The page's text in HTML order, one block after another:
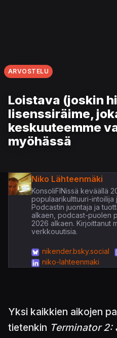
ARVOSTELU
Loistava (joskin
lisenssiräime,
keskuuteemme
myöhässä
Niko Lähteenmäki
KonsoliFINissä keväällä
populaarikulttuuri-intoilija
Podcastin juontaja ja
alkaen, podcast-puolen
2026 alkaen. Kirjoittanut
verkkouutisia.
nikender.bsky.social
niko-lahteenmaki
Yksi kaikkien aikojen
tietenkin Terminator 2: